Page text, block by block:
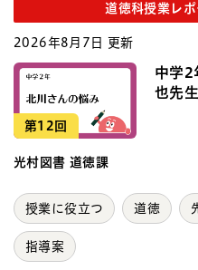
道徳科授業レポ
2026年8月7日 更新
第12回
中学
也先生
光村図書 道徳課
授業に役立つ 道徳
指導案